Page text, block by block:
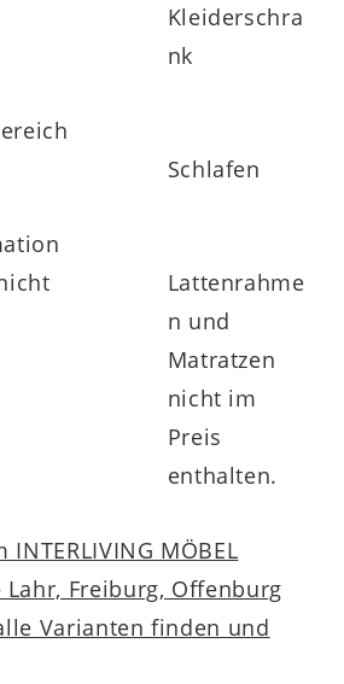
Kleiderschra
nk
Schlafen
Lattenrahme
n und
Matratzen
nicht im
Preis
enthalten.
MÖBEL
Lahr, Freiburg, Offenburg
Varianten finden und